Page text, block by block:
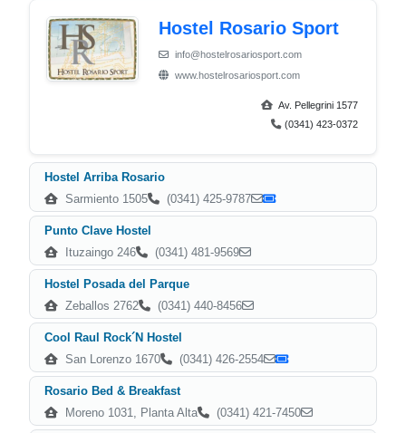
Hostel Rosario Sport
info@hostelrosariosport.com
www.hostelrosariosport.com
Av. Pellegrini 1577
(0341) 423-0372
Hostel Arriba Rosario
Sarmiento 1505
(0341) 425-9787
Punto Clave Hostel
Ituzaingo 246
(0341) 481-9569
Hostel Posada del Parque
Zeballos 2762
(0341) 440-8456
Cool Raul Rock´N Hostel
San Lorenzo 1670
(0341) 426-2554
Rosario Bed & Breakfast
Moreno 1031, Planta Alta
(0341) 421-7450